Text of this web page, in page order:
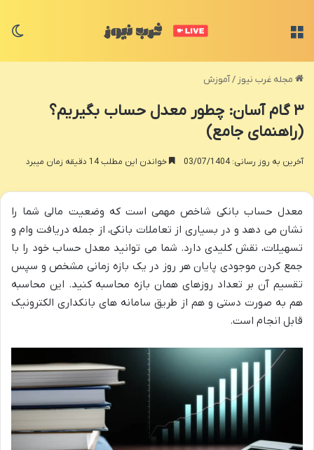
مجله غرب نیوز /آموزش
۳ گام آسان: چطور معدل حساب بگیریم؟
(راهنمای جامع)
آخرین به روز رسانی: 03/07/1404 خواندن این مطلب 14 دقیقه زمان میبرد
معدل حساب بانکی شاخص مهمی است که وضعیت مالی شما را
نشان می دهد و در بسیاری از تعاملات بانکی، از جمله دریافت وام و
تسهیلات، نقش کلیدی دارد. شما می توانید معدل حساب خود را با
جمع کردن موجودی پایان هر روز در یک بازه زمانی مشخص و سپس
تقسیم آن بر تعداد روزهای همان بازه محاسبه کنید. این محاسبه
هم به صورت دستی و هم از طریق سامانه های بانکداری الکترونیک
قابل انجام است.